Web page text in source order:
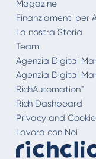
Magazine
Finanziamenti per
La nostra Storia
Team
Agenzia Digital
Agenzia Digital
RichAutomation™
Rich Dashboard
Privacy and
Lavora con Noi